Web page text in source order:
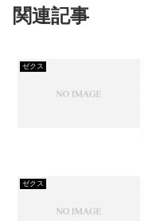
関連記事
ゼクス
ゼクス